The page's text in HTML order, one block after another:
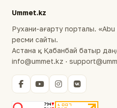
Ummet.kz
Рухани-ағарту порталы. «Abu
ресми сайты.
Астана қ., Қабанбай батыр
info@ummet.kz ·